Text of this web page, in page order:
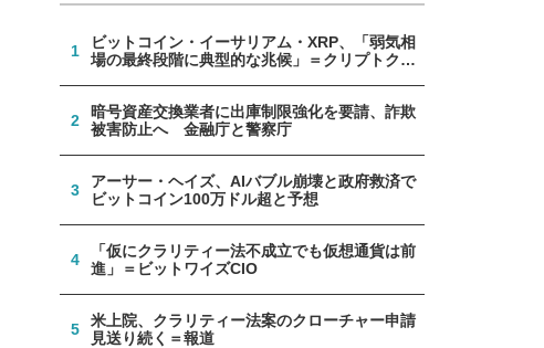
1
ビットコイン・イーサリアム・XRP、「弱気相
場の最終段階に典型的な兆候」＝クリプトクア
2
暗号資産交換業者に出庫制限強化を要請、詐欺
被害防止へ 金融庁と警察庁
3
アーサー・ヘイズ、AIバブル崩壊と政府救済で
ビットコイン100万ドル超と予想
4
「仮にクラリティー法不成立でも仮想通貨は前
進」＝ビットワイズCIO
5
米上院、クラリティー法案のクローチャー申請
見送り続く＝報道